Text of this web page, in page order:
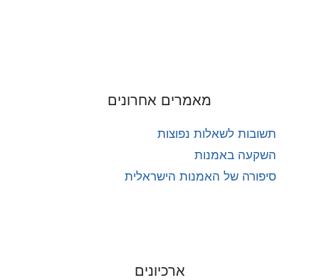
מאמרים אחרונים
תשובות לשאלות נפוצות
השקעה באמנות
סיפורה של האמנות הישראלית
ארכיונים